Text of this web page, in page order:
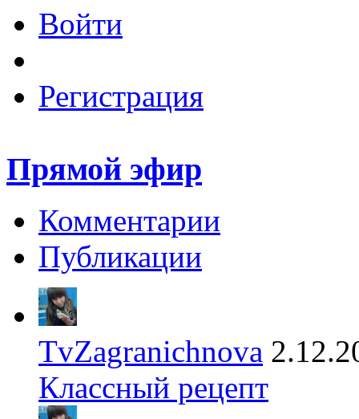
Войти
Регистрация
Прямой эфир
Комментарии
Публикации
TvZagranichnova
Классный рецепт